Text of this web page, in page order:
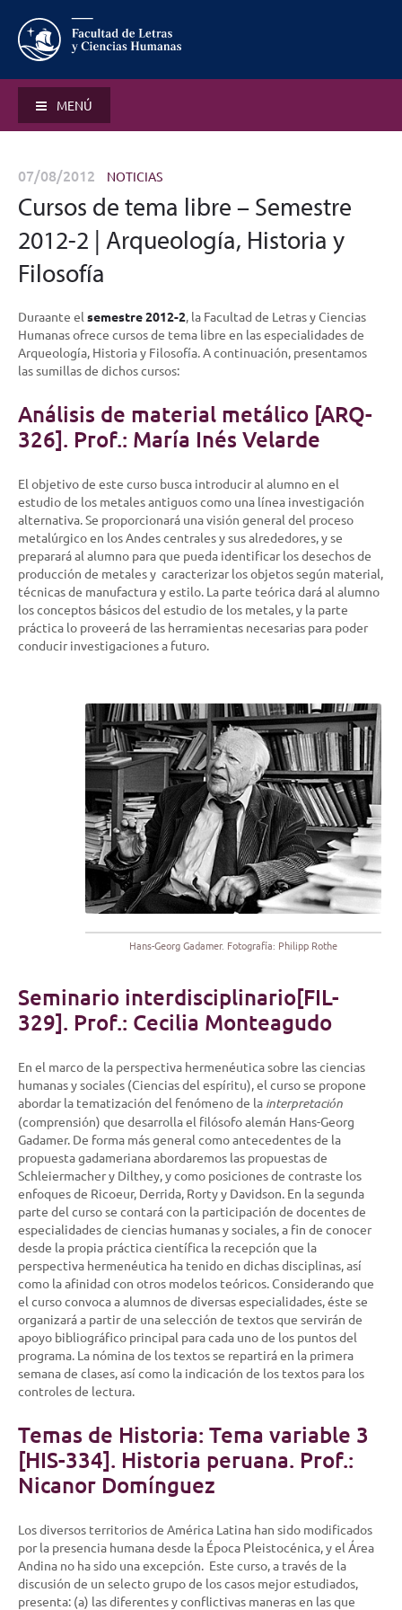
MENÚ
07/08/2012 NOTICIAS
Cursos de tema libre – Semestre
2012-2 | Arqueología, Historia y
Filosofía
Duraante el semestre 2012-2, la Facultad de Letras y Ciencias
Humanas ofrece cursos de tema libre en las especialidades de
Arqueología, Historia y Filosofía. A continuación, presentamos
las sumillas de dichos cursos:
Análisis de material metálico [ARQ-
326]. Prof.: María Inés Velarde
El objetivo de este curso busca introducir al alumno en el
estudio de los metales antiguos como una línea investigación
alternativa. Se proporcionará una visión general del proceso
metalúrgico en los Andes centrales y sus alrededores, y se
preparará al alumno para que pueda identificar los desechos de
producción de metales y caracterizar los objetos según material,
técnicas de manufactura y estilo. La parte teórica dará al alumno
los conceptos básicos del estudio de los metales, y la parte
práctica lo proveerá de las herramientas necesarias para poder
conducir investigaciones a futuro.
Hans-Georg Gadamer. Fotografía: Philipp Rothe
Seminario interdisciplinario[FIL-
329]. Prof.: Cecilia Monteagudo
En el marco de la perspectiva hermenéutica sobre las ciencias
humanas y sociales (Ciencias del espíritu), el curso se propone
abordar la tematización del fenómeno de la interpretación
(comprensión) que desarrolla el filósofo alemán Hans-Georg
Gadamer. De forma más general como antecedentes de la
propuesta gadameriana abordaremos las propuestas de
Schleiermacher y Dilthey, y como posiciones de contraste los
enfoques de Ricoeur, Derrida, Rorty y Davidson. En la segunda
parte del curso se contará con la participación de docentes de
especialidades de ciencias humanas y sociales, a fin de conocer
desde la propia práctica científica la recepción que la
perspectiva hermenéutica ha tenido en dichas disciplinas, así
como la afinidad con otros modelos teóricos. Considerando que
el curso convoca a alumnos de diversas especialidades, éste se
organizará a partir de una selección de textos que servirán de
apoyo bibliográfico principal para cada uno de los puntos del
programa. La nómina de los textos se repartirá en la primera
semana de clases, así como la indicación de los textos para los
controles de lectura.
Temas de Historia: Tema variable 3
[HIS-334]. Historia peruana. Prof.:
Nicanor Domínguez
Los diversos territorios de América Latina han sido modificados
por la presencia humana desde la Época Pleistocénica, y el Área
Andina no ha sido una excepción. Este curso, a través de la
discusión de un selecto grupo de los casos mejor estudiados,
presenta: (a) las diferentes y conflictivas maneras en las que